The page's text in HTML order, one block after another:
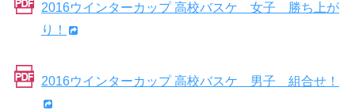
2016ウインターカップ 高校バスケ 女子 勝ち上が
り！
2016ウインターカップ 高校バスケ 男子 組合せ！